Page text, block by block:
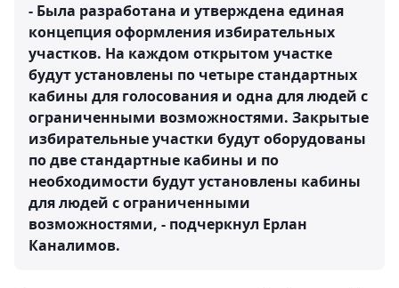
- Была разработана и утверждена единая
концепция оформления избирательных
участков. На каждом открытом участке
будут установлены по четыре стандартных
кабины для голосования и одна для людей с
ограниченными возможностями. Закрытые
избирательные участки будут оборудованы
по две стандартные кабины и по
необходимости будут установлены кабины
для людей с ограниченными
возможностями, - подчеркнул Ерлан
Каналимов.